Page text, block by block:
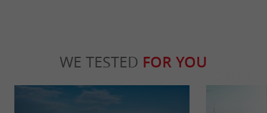
WE TESTED FOR YOU